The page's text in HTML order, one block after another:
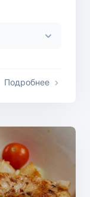
Подробнее